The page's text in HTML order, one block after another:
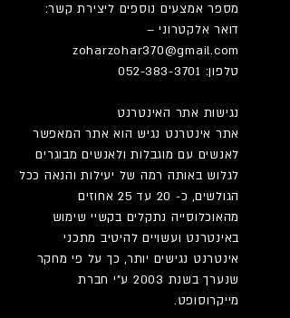
מספר אמצעים נוספים ליצירת קשר:
דואר אלקטרוני –
zoharzohar370@gmail.com
טלפון: 052 -383-3701
נגישות אתר האינטרנט
אתר אינטרנט נגיש הוא אתר המאפשר
לאנשים עם מוגבלות ולאנשים מבוגרים
לגלוש באותה רמה של יעילות והנאה ככל
הגולשים, כ- 20 עד 25 אחוזים
מהאוכלוסייה נתקלים בקשיי שימוש
באינטרנט ועשויים להיטיב מתכני
אינטרנט נגישים יותר, כך על פי מחקר
שנערך בשנת 2003 ע”י חברת
מייקרוסופט.